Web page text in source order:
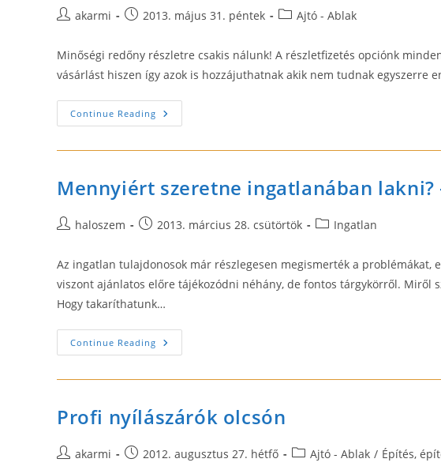
Postakarmi
Post2013. május 31. péntek
PostAjtó - Ablak
Minőségi redőny részletre csakis nálunk! A részletfizetés opciónk
vásárlást hiszen így azok is hozzájuthatnak akik nem tudnak egyszerre
Continue Reading Minőségi
Redőny
Megvásárolható!
Mennyiért szeretne ingatlanában lakni?
Posthaloszem
Post2013. március 28. csütörtök
PostIngatlan
Az ingatlan tulajdonosok már részlegesen megismerték a problémákat,
viszont ajánlatos előre tájékozódni néhány, de fontos tárgykörről. Miről
Hogy takaríthatunk…
Continue Reading Mennyiért
Szeretne
Lakni?
Tája
Profi nyílászárók olcsón
Postakarmi
Post2012. augusztus 27. hétfő
PostAjtó - Ablak / Építés,